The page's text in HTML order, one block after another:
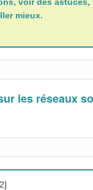
mieux.
les réseaux